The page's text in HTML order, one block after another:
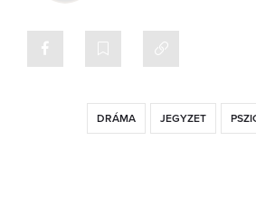
DRÁMA JEGYZET